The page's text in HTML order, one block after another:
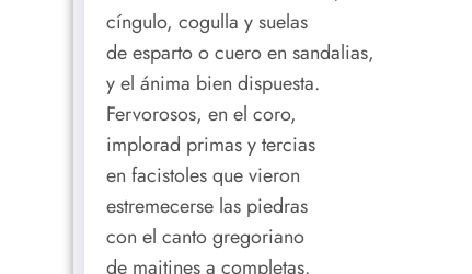
cíngulo, cogulla y suelas
de esparto o cuero en sandalias,
y el ánima bien dispuesta.
Fervorosos, en el coro,
implorad primas y tercias
en facistoles que vieron
estremecerse las piedras
con el canto gregoriano
de maitines a completas.